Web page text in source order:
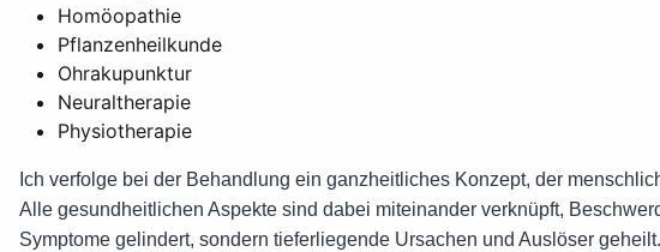
Homöopathie
Pflanzenheilkunde
Ohrakupunktur
Neuraltherapie
Physiotherapie
Ich verfolge bei der Behandlung ein ganzheitliches Konzept, der
Alle gesundheitlichen Aspekte sind dabei miteinander verknüpft,
Symptome gelindert, sondern tieferliegende Ursachen und Auslöser geheilt.